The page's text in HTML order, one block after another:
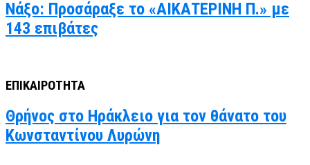
Νάξο: Προσάραξε το «ΑΙΚΑΤΕΡΙΝΗ Π.» με
143 επιβάτες
ΕΠΙΚΑΙΡΟΤΗΤΑ
Θρήνος στο Ηράκλειο για τον θάνατο του
Κωνσταντίνου Λυρώνη